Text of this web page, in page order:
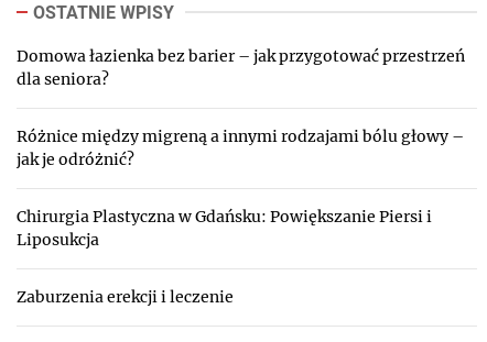
OSTATNIE WPISY
Domowa łazienka bez barier – jak przygotować przestrzeń
dla seniora?
Różnice między migreną a innymi rodzajami bólu głowy –
jak je odróżnić?
Chirurgia Plastyczna w Gdańsku: Powiększanie Piersi i
Liposukcja
Zaburzenia erekcji i leczenie